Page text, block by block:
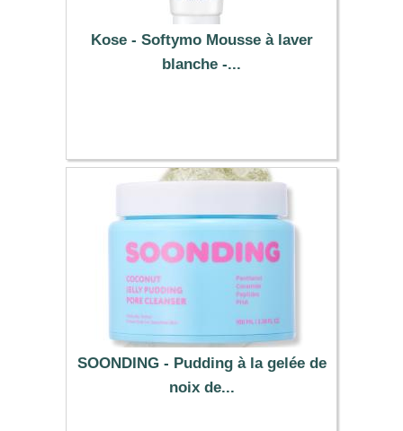
Kose - Softymo Mousse à laver
blanche -...
SOONDING - Pudding à la gelée de
noix de...